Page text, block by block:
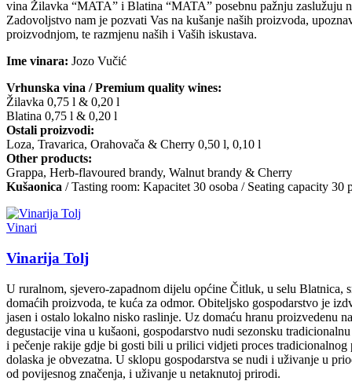
vina Žilavka “MATA” i Blatina “MATA” posebnu pažnju zaslužuju
Zadovoljstvo nam je pozvati Vas na kušanje naših proizvoda,
proizvodnjom, te razmjenu naših i Vaših iskustava.
Ime vinara: Jozo Vučić
Vrhunska vina / Premium quality wines:
Žilavka 0,75 l & 0,20 l
Blatina 0,75 l & 0,20 l
Ostali proizvodi:
Loza, Travarica, Orahovača & Cherry 0,50 l, 0,10 l
Other products:
Grappa, Herb-flavoured brandy, Walnut brandy & Cherry
Kušaonica / Tasting room: Kapacitet 30 osoba / Seating capacity 30
Vinari
Vinarija Tolj
U ruralnom, sjevero-zapadnom dijelu općine Čitluk, u selu Blatnica,
domaćih proizvoda, te kuća za odmor. Obiteljsko gospodarstvo je
jasen i ostalo lokalno nisko raslinje. Uz domaću hranu proizvedenu
degustacije vina u kušaoni, gospodarstvo nudi sezonsku
i pečenje rakije gdje bi gosti bili u prilici vidjeti proces
dolaska je obvezatna. U sklopu gospodarstva se nudi i uživanje u
od povijesnog značenja, i uživanje u netaknutoj prirodi.